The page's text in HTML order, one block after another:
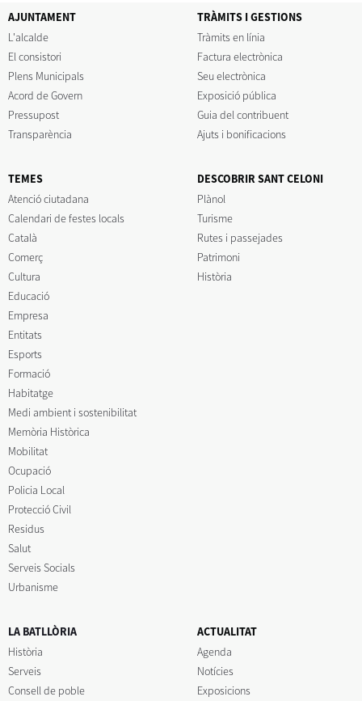
AJUNTAMENT
L'alcalde
El consistori
Plens Municipals
Acord de Govern
Pressupost
Transparència
TRÀMITS I GESTIONS
Tràmits en línia
Factura electrònica
Seu electrònica
Exposició pública
Guia del contribuent
Ajuts i bonificacions
TEMES
Atenció ciutadana
Calendari de festes locals
Català
Comerç
Cultura
Educació
Empresa
Entitats
Esports
Formació
Habitatge
Medi ambient i sostenibilitat
Memòria Històrica
Mobilitat
Ocupació
Policia Local
Protecció Civil
Residus
Salut
Serveis Socials
Urbanisme
DESCOBRIR SANT CELONI
Plànol
Turisme
Rutes i passejades
Patrimoni
Història
LA BATLLÒRIA
Història
Serveis
Consell de poble
ACTUALITAT
Agenda
Notícies
Exposicions